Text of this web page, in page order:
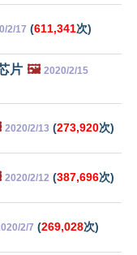
2/17 (611,341次)
片 🖼️ 2020/2/15
2020/2/13 (273,920次)
2020/2/12 (387,696次)
2/7 (269,028次)